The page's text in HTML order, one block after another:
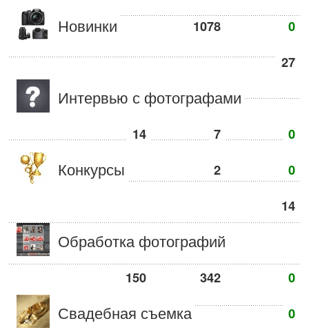
Новинки 0
1078
27
Интервью с фотографами
0
7
14
Конкурсы 0
2
14
Обработка фотографий
0
342
150
Свадебная съемка 0